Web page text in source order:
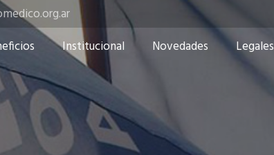
Institucional Novedades Legales